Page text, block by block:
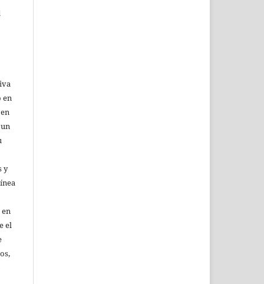
en
y
el